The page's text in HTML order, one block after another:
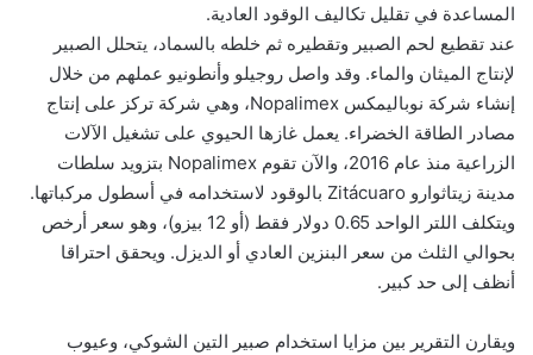
المساعدة في تقليل تكاليف الوقود العادية.
عند تقطيع لحم الصبير وتقطيره ثم خلطه بالسماد، يتحلل الصبير
لإنتاج الميثان والماء. وقد واصل روجيلو وأنطونيو عملهم من خلال
إنشاء شركة نوباليمكس Nopalimex، وهي شركة تركز على إنتاج
مصادر الطاقة الخضراء. يعمل غازها الحيوي على تشغيل الآلات
الزراعية منذ عام 2016، والآن تقوم Nopalimex بتزويد سلطات
مدينة زيتاثوارو Zitácuaro بالوقود لاستخدامه في أسطول مركباتها.
ويتكلف اللتر الواحد 0.65 دولار فقط (أو 12 بيزو)، وهو سعر أرخص
بحوالي الثلث من سعر البنزين العادي أو الديزل. ويحقق احتراقا
أنظف إلى حد كبير.
ويقارن التقرير بين مزايا استخدام صبير التين الشوكي، وعيوب